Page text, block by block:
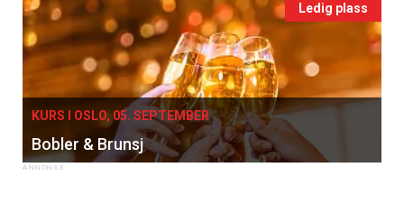
Ledig plass
KURS I OSLO, 05. SEPTEMBER
Bobler & Brunsj